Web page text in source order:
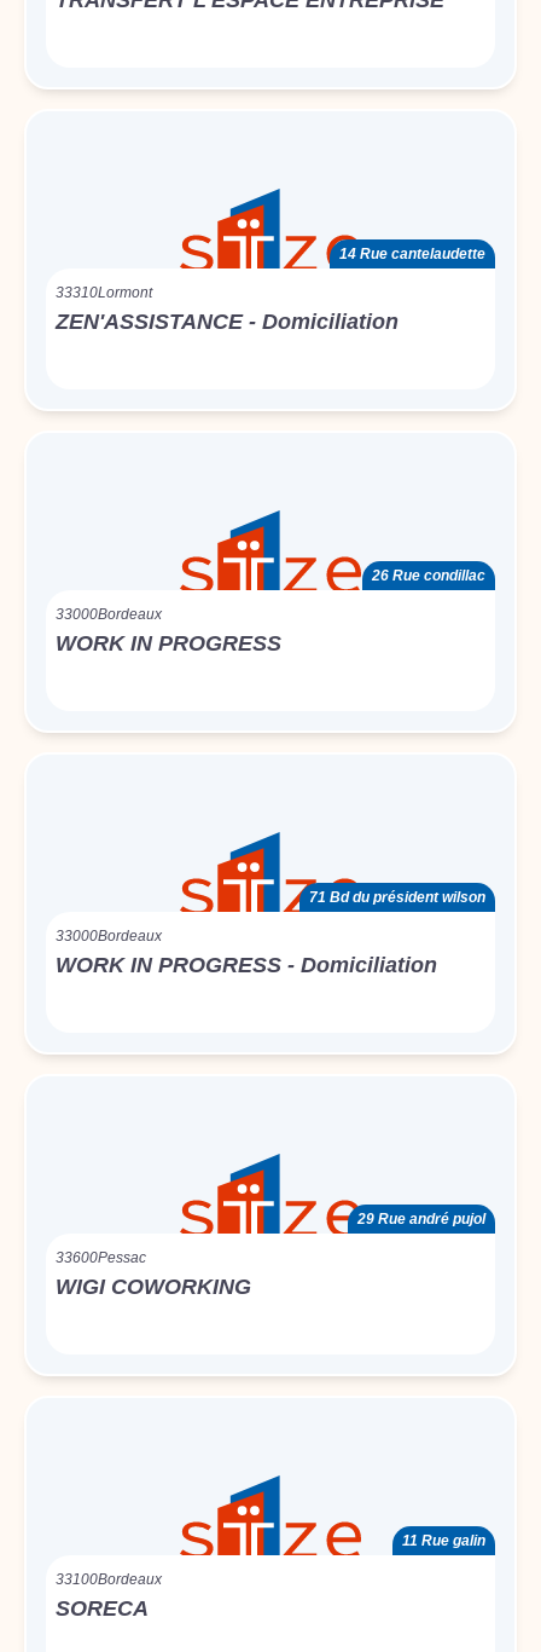
14 Rue cantelaudette
33310Lormont
ZEN'ASSISTANCE - Domiciliation
26 Rue condillac
33000Bordeaux
WORK IN PROGRESS
71 Bd du président wilson
33000Bordeaux
WORK IN PROGRESS - Domiciliation
29 Rue andré pujol
33600Pessac
WIGI COWORKING
11 Rue galin
33100Bordeaux
SORECA